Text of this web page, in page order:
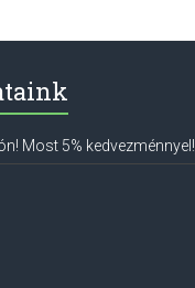
Most 5% kedvezménnyel!